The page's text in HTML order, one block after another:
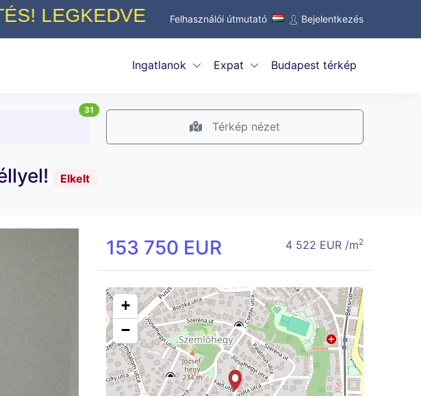
JUTALÉKOK A PIACON! CSAK
Felhasználói útmutató Bejelentkezés
Ingatlanok Expat Budapest térkép
31
Térkép nézet
Elkelt
153 750 EUR 4 522 EUR /m2
+
−